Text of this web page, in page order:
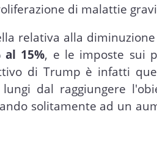
di malattie
relativa alla
al 15%, e le imposte sui
di Trump è infatti
dal raggiungere
solitamente ad un